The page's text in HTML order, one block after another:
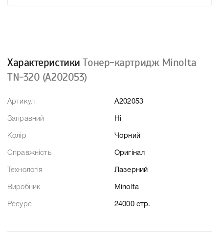
ХарактеристикиТонер-картридж Minolta
TN-320 (A202053)
Артикул A202053
Заправний Ні
Колір Чорний
Справжність Оригінал
Технологія Лазерний
Виробник Minolta
Ресурс 24000 стр.